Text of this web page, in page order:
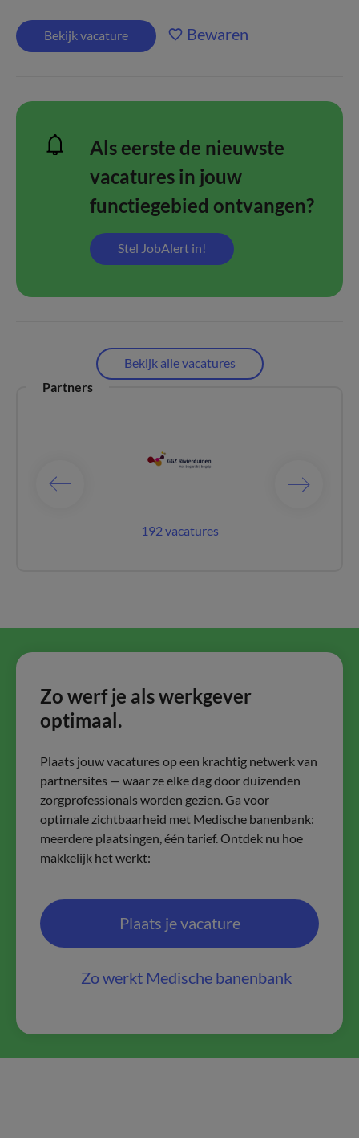
Bekijk vacature Bewaren
Als eerste de nieuwste
vacatures in jouw
functiegebied ontvangen?
Stel JobAlert in!
Bekijk alle vacatures
Partners
192 vacatures
Zo werf je als werkgever
optimaal.
Plaats jouw vacatures op een krachtig netwerk van
partnersites — waar ze elke dag door duizenden
zorgprofessionals worden gezien. Ga voor
optimale zichtbaarheid met Medische banenbank:
meerdere plaatsingen, één tarief. Ontdek nu hoe
makkelijk het werkt:
Plaats je vacature
Zo werkt Medische banenbank